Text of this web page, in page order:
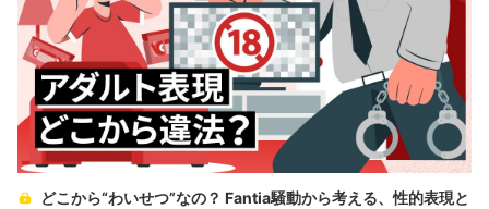
どこから“わいせつ”なの？ Fantia騒動から考える、性的表現と